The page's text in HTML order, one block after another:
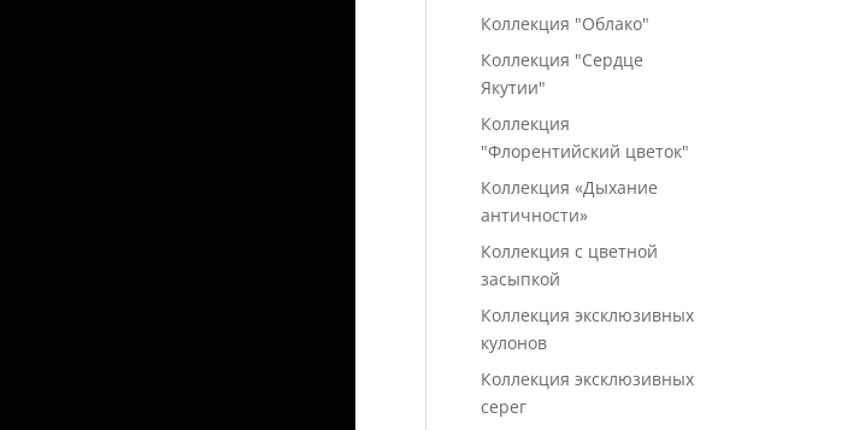
Коллекция "Облако"
Коллекция "Сердце
Якутии"
Коллекция
"Флорентийский цветок"
Коллекция «Дыхание
античности»
Коллекция с цветной
засыпкой
Коллекция эксклюзивных
кулонов
Коллекция эксклюзивных
серег